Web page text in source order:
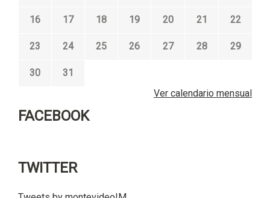
16 17 18 19 20 21 22
23 24 25 26 27 28 29
30
31
Ver calendario mensual
FACEBOOK
TWITTER